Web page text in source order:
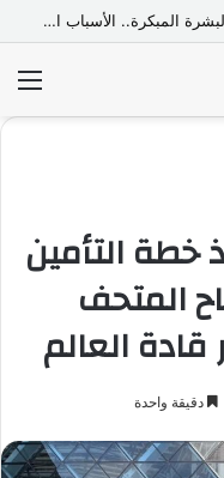
انطلاق منصة “ميلانو للتدريب”.. وجهة جديدة لصناعة المهارات واكتشاف المواهب..
خطة التأمين
المتحف
العالم
دقيقة واحدة